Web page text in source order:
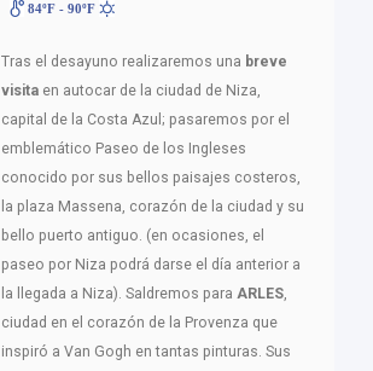
84ºF - 90ºF
Tras el desayuno realizaremos una breve
visita en autocar de la ciudad de Niza,
capital de la Costa Azul; pasaremos por el
emblemático Paseo de los Ingleses
conocido por sus bellos paisajes costeros,
la plaza Massena, corazón de la ciudad y su
bello puerto antiguo. (en ocasiones, el
paseo por Niza podrá darse el día anterior a
la llegada a Niza). Saldremos para ARLES,
ciudad en el corazón de la Provenza que
inspiró a Van Gogh en tantas pinturas. Sus